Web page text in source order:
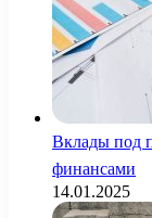
Вклады под
финансами
14.01.2025